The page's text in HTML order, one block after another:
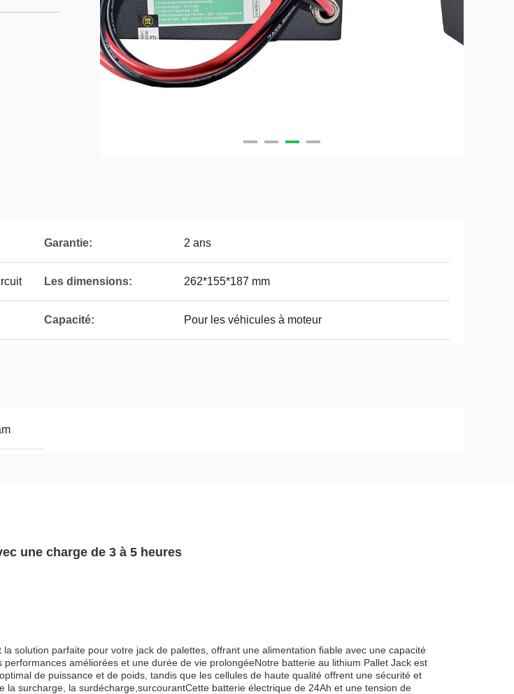
Garantie: 2 ans
Les dimensions: 262*155*187 mm
Capacité: Pour les véhicules à moteur
une charge de 3 à 5 heures
solution parfaite pour votre jack de palettes, offrant une alimentation fiable avec une capacité
améliorées et une durée de vie prolongéeNotre batterie au lithium Pallet Jack est
de puissance et de poids, tandis que les cellules de haute qualité offrent une sécurité et
la surcharge, la surdécharge,surcourantCette batterie électrique de 24Ah et une tension de